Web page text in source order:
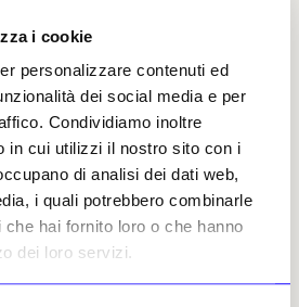
i cookie
personalizzare contenuti ed
dei social media e per
Condividiamo inoltre
in cui utilizzi il nostro sito con i
di analisi dei dati web,
i quali potrebbero combinarle
hai fornito loro o che hanno
dei loro servizi.
: basato su un
oltre 100mila datori
chiesto di indicare gli
assumere talenti,
richieste;
: basato sul numero